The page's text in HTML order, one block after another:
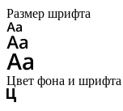
Размер шрифта
Цвет фона и шрифта